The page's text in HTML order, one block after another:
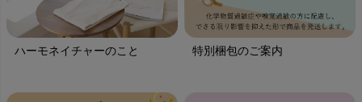
ハーモネイチャーのこと 特別梱包のご案内